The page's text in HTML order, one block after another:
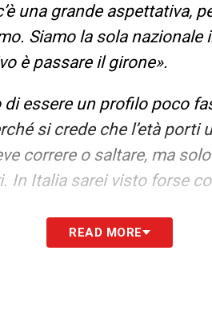
una grande aspettativa,
Siamo la sola
è passare il girone».
di essere un profilo poco
si crede che l’età porti
correre o saltare, ma
In Italia sarei visto forse
tanti allenatori bravi e
READ MORE